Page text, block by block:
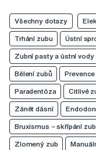
Všechny dotazy
Trhání zubu Ústní
Zubní pasty a ústní vody
Bělení zubů Prevence
Paradentóza Citlivé
Zánět dásní
Bruxismus – skřípání
Zlomený zub